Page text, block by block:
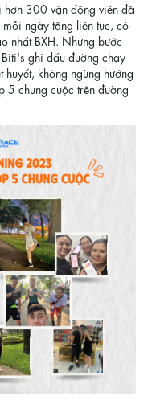
hơn 300 vận động viên đã
ngày tăng liên tục, có
nhất BXH. Những bước
ghi dấu đường chạy
huyết, không ngừng hướng
5 chung cuộc trên đường